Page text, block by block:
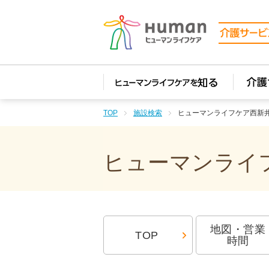
TOP 施設検索 ヒューマンライフケア西新
ヒューマンライ
TOP
地図・営業
時間